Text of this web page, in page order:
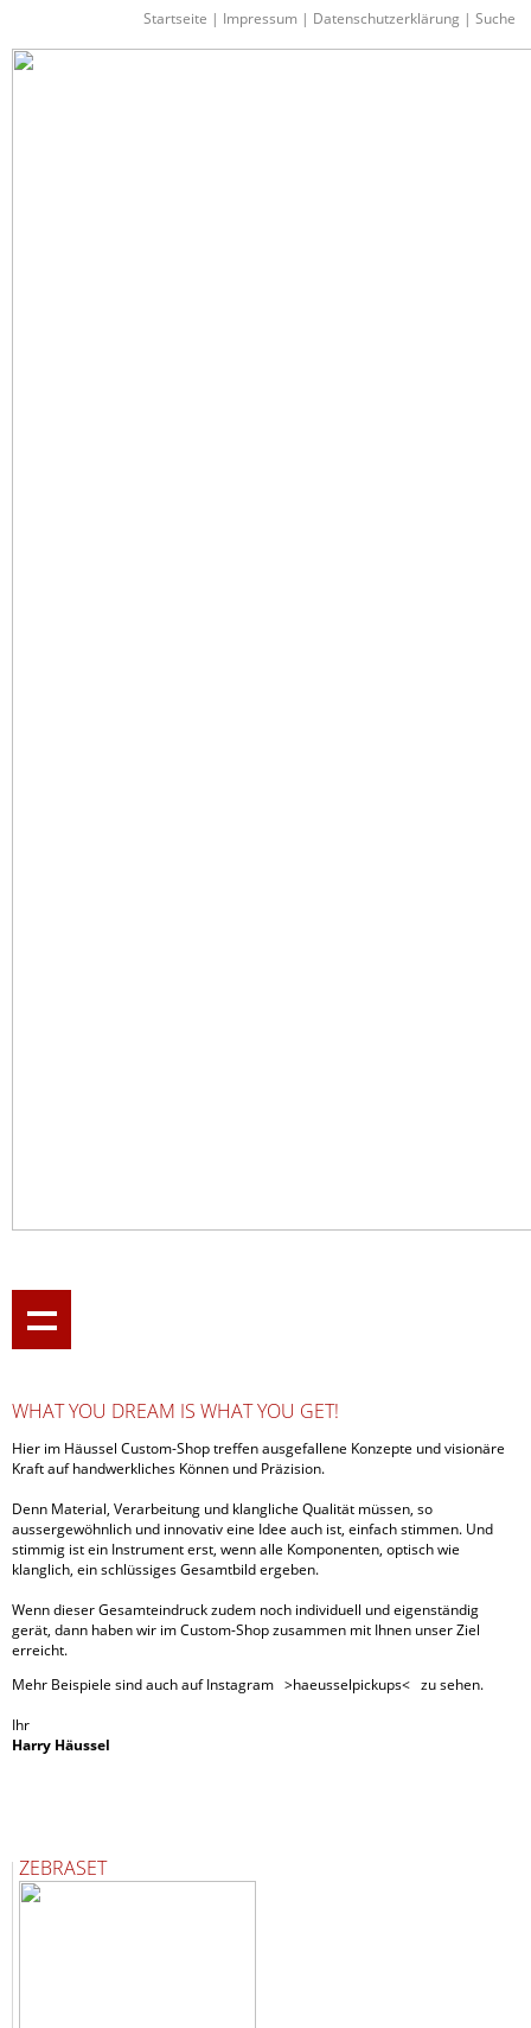
Startseite | Impressum | Datenschutzerklärung | Suche
WHAT YOU DREAM IS WHAT YOU GET!
Hier im Häussel Custom-Shop treffen ausgefallene Konzepte und visionäre
Kraft auf handwerkliches Können und Präzision.
Denn Material, Verarbeitung und klangliche Qualität müssen, so
aussergewöhnlich und innovativ eine Idee auch ist, einfach stimmen. Und
stimmig ist ein Instrument erst, wenn alle Komponenten, optisch wie
klanglich, ein schlüssiges Gesamtbild ergeben.
Wenn dieser Gesamteindruck zudem noch individuell und eigenständig
gerät, dann haben wir im Custom-Shop zusammen mit Ihnen unser Ziel
erreicht.
Mehr Beispiele sind auch auf Instagram >haeusselpickups< zu sehen.
Ihr
Harry Häussel
ZEBRASET